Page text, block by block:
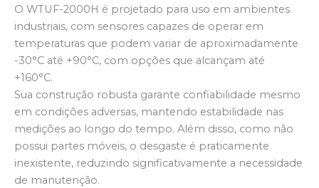
O WTUF-2000H é projetado para uso em ambientes
industriais, com sensores capazes de operar em
temperaturas que podem variar de aproximadamente
-30°C até +90°C, com opções que alcançam até
+160°C.
Sua construção robusta garante confiabilidade mesmo
em condições adversas, mantendo estabilidade nas
medições ao longo do tempo. Além disso, como não
possui partes móveis, o desgaste é praticamente
inexistente, reduzindo significativamente a necessidade
de manutenção.